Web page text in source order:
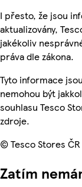
I přesto, že jsou
aktualizovány,
jakékoliv
práva dle zákona.
Tyto informace
nemohou být
souhlasu Tesco
zdroje.
© Tesco Stores ČR
Zatím